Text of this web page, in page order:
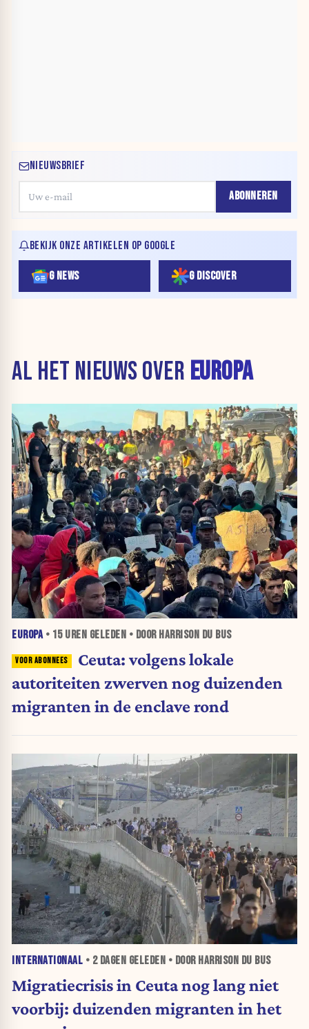
NIEUWSBRIEF
ABONNEREN
BEKIJK ONZE ARTIKELEN OP GOOGLE
G NEWS G DISCOVER
AL HET NIEUWS OVER EUROPA
EUROPA• 15 UREN GELEDEN • DOOR HARRISON DU BUS
Ceuta: volgens lokale
autoriteiten zwerven nog duizenden
migranten in de enclave rond
INTERNATIONAAL • 2 DAGEN GELEDEN • DOOR HARRISON DU BUS
Migratiecrisis in Ceuta nog lang niet
voorbij: duizenden migranten in het